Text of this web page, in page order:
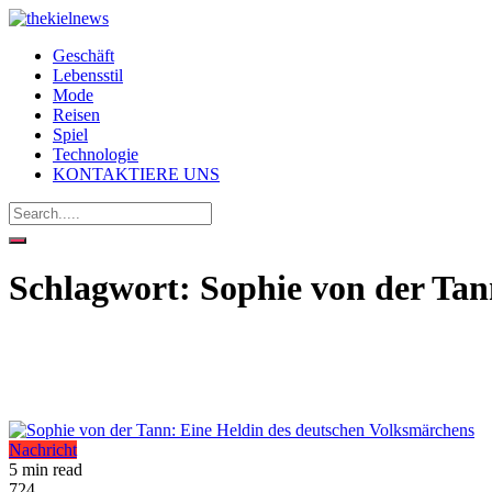
Geschäft
Lebensstil
Mode
Reisen
Spiel
Technologie
KONTAKTIERE UNS
Schlagwort: Sophie von der
Nachricht
5 min read